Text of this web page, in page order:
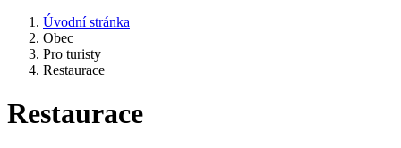
Úvodní stránka
Obec
Pro turisty
Restaurace
Restaurace